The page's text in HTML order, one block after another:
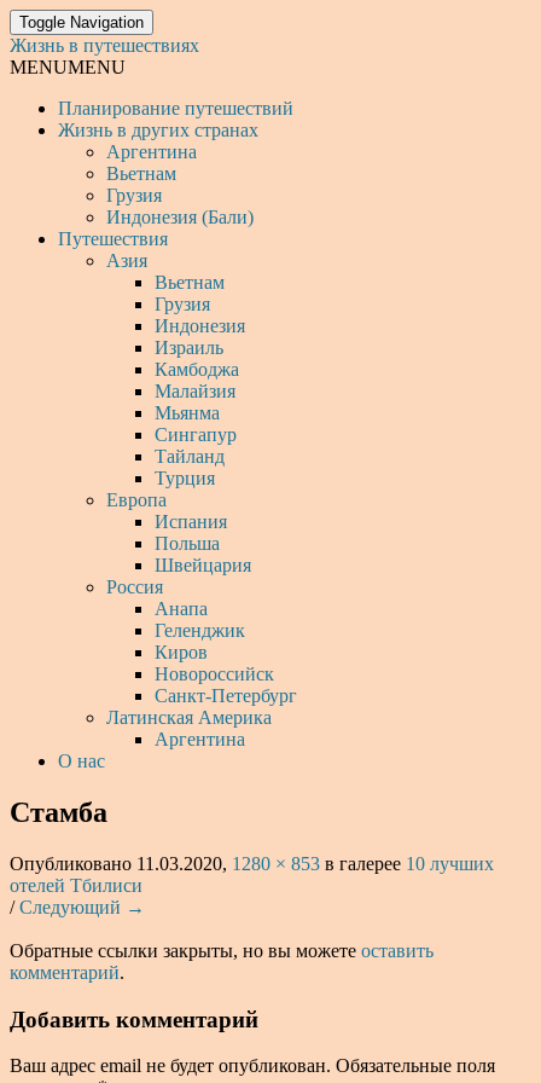
Toggle Navigation
Жизнь в путешествиях
MENUMENU
Планирование путешествий
Жизнь в других странах
Аргентина
Вьетнам
Грузия
Индонезия (Бали)
Путешествия
Азия
Вьетнам
Грузия
Индонезия
Израиль
Камбоджа
Малайзия
Мьянма
Сингапур
Тайланд
Турция
Европа
Испания
Польша
Швейцария
Россия
Анапа
Геленджик
Киров
Новороссийск
Санкт-Петербург
Латинская Америка
Аргентина
О нас
Стамба
Опубликовано 11.03.2020, 1280 × 853 в галерее 10 лучших
отелей Тбилиси
/Следующий →
Обратные ссылки закрыты, но вы можете оставить
комментарий.
Добавить комментарий
Ваш адрес email не будет опубликован. Обязательные поля